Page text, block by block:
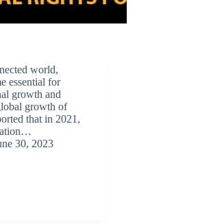
world,
essential for
growth and
growth of
that in 2021,
30, 2023